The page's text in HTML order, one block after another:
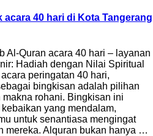
acara 40 hari di Kota Tangerang
Al-Quran acara 40 hari – layanan
Hadiah dengan Nilai Spiritual
peringatan 40 hari,
bingkisan adalah pilihan
rohani. Bingkisan ini
yang mendalam,
untuk senantiasa mengingat
mereka. Alquran bukan hanya …